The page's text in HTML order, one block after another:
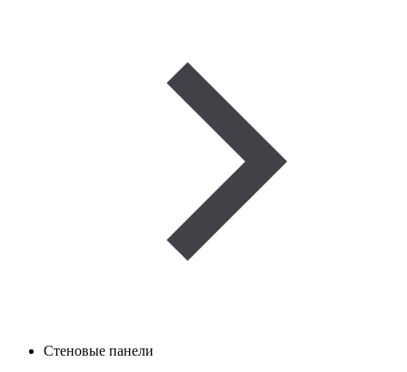
Стеновые панели